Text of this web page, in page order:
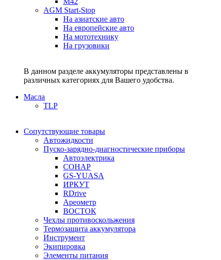
AGM Start-Stop
На азиатские авто
На европейские авто
На мототехнику
На грузовики
В данном разделе аккумуляторы представлены в
различных категориях для Вашего удобства.
Масла
TLP
Сопутствующие товары
Автожидкости
Пуско-зарядно-диагностические приборы
Автоэлектрика
СОНАР
GS-YUASA
ИРКУТ
RDrive
Ареометр
ВОСТОК
Чехлы противоскольжения
Термозащита аккумулятора
Инструмент
Экипировка
Элементы питания